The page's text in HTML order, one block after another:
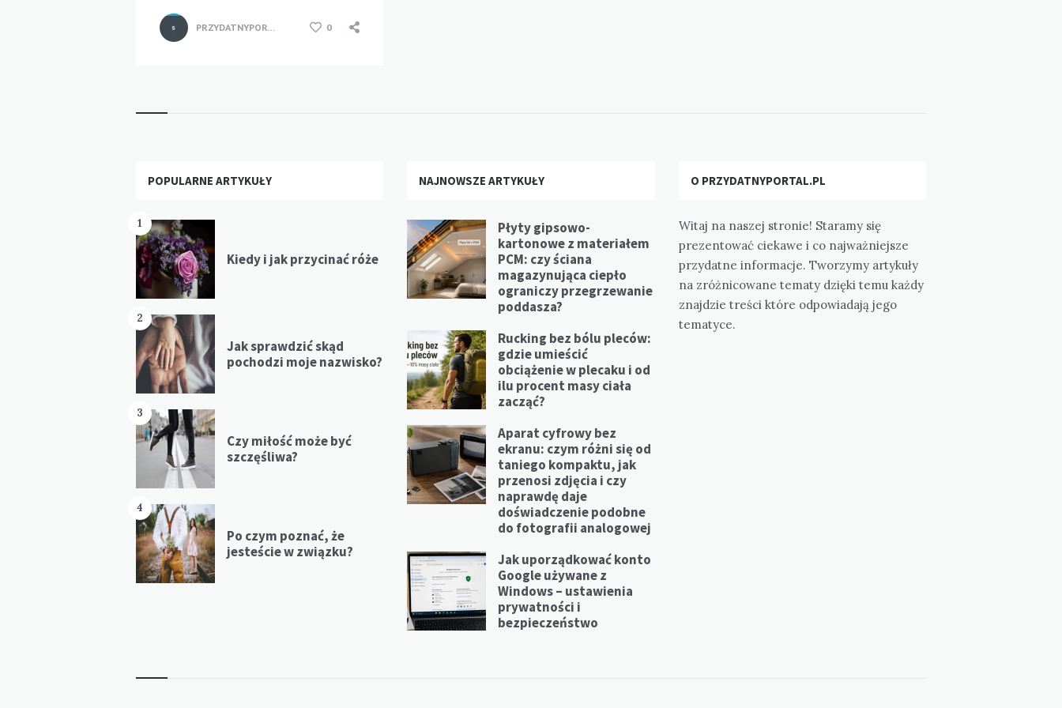
0
Widgets
POPULARNE ARTYKUŁY
1
Kiedy i jak przycinać róże
2
Jak sprawdzić skąd
pochodzi moje nazwisko?
3
Czy miłość może być
szczęśliwa?
4
Po czym poznać, że
jesteście w związku?
NAJNOWSZE ARTYKUŁY
Płyty gipsowo-
kartonowe z materiałem
PCM: czy ściana
magazynująca ciepło
ograniczy przegrzewanie
poddasza?
Rucking bez bólu pleców:
gdzie umieścić
obciążenie w plecaku i od
ilu procent masy ciała
zacząć?
Aparat cyfrowy bez
ekranu: czym różni się od
taniego kompaktu, jak
przenosi zdjęcia i czy
naprawdę daje
doświadczenie podobne
do fotografii analogowej
Jak uporządkować konto
Google używane z
Windows – ustawienia
prywatności i
bezpieczeństwo
O PRZYDATNYPORTAL.PL
Witaj na naszej stronie! Staramy się
prezentować ciekawe i co najważniejsze
przydatne informacje. Tworzymy artykuły
na zróżnicowane tematy dzięki temu każdy
znajdzie treści które odpowiadają jego
tematyce.